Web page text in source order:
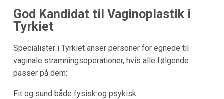
God Kandidat til Vaginoplastik i
Tyrkiet
Specialister i Tyrkiet anser personer for egnede til
vaginale stramningsoperationer, hvis alle følgende
passer på dem:
Fit og sund både fysisk og psykisk